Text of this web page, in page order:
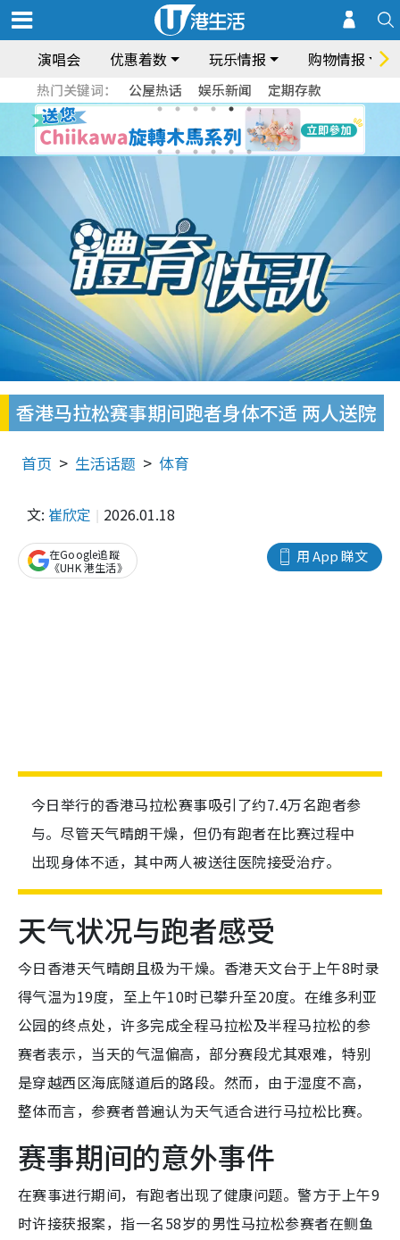
演唱会 优惠着数 玩乐情报 购物情报
热门关键词： 公屋热话 娱乐新闻 定期存款
香港马拉松赛事期间跑者身体不适 两人送院
首页 生活话题 体育
文: 崔欣定 2026.01.18
用 App 睇文
在Google追蹤
《UHK 港生活》
今日举行的香港马拉松赛事吸引了约7.4万名跑者参
与。尽管天气晴朗干燥，但仍有跑者在比赛过程中
出现身体不适，其中两人被送往医院接受治疗。
天气状况与跑者感受
今日香港天气晴朗且极为干燥。香港天文台于上午8时录
得气温为19度，至上午10时已攀升至20度。在维多利亚
公园的终点处，许多完成全程马拉松及半程马拉松的参
赛者表示，当天的气温偏高，部分赛段尤其艰难，特别
是穿越西区海底隧道后的路段。然而，由于湿度不高，
整体而言，参赛者普遍认为天气适合进行马拉松比赛。
赛事期间的意外事件
在赛事进行期间，有跑者出现了健康问题。警方于上午9
时许接获报案，指一名58岁的男性马拉松参赛者在鲗鱼